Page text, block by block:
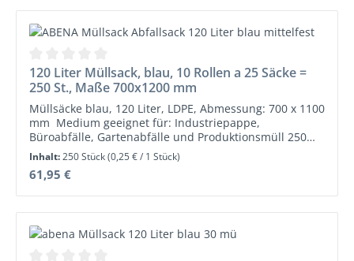
0461 978 876-
29 info@abenareseller.de www.abenareseller.de
Durchschnittliche Bewertung von 0 von 5 Sternen
120 Liter Müllsack, blau, 10 Rollen a 25 Säcke =
250 St., Maße 700x1200 mm
Müllsäcke blau, 120 Liter, LDPE, Abmessung: 700 x 1100
mm Medium geeignet für: Industriepappe,
Büroabfälle, Gartenabfälle und Produktionsmüll 250
Säcke (10 Rollen à 25 Säcke) / Verpackungseinheit
Angaben zum Hersteller: Informationspflichten zur
Produktsicherheitsverordnung (Bitte lesen Sie die
Warnhinweise und Sicherheitsinformationen auf dem
24941 Flensburg Telefon (+49) 0461 978 876-0 Fax (+49)
0461 978 876-29 info@abenareseller.de
Inhalt:250 Stück(0,25 € / 1 Stück)
Regulärer Preis:
61,95 €